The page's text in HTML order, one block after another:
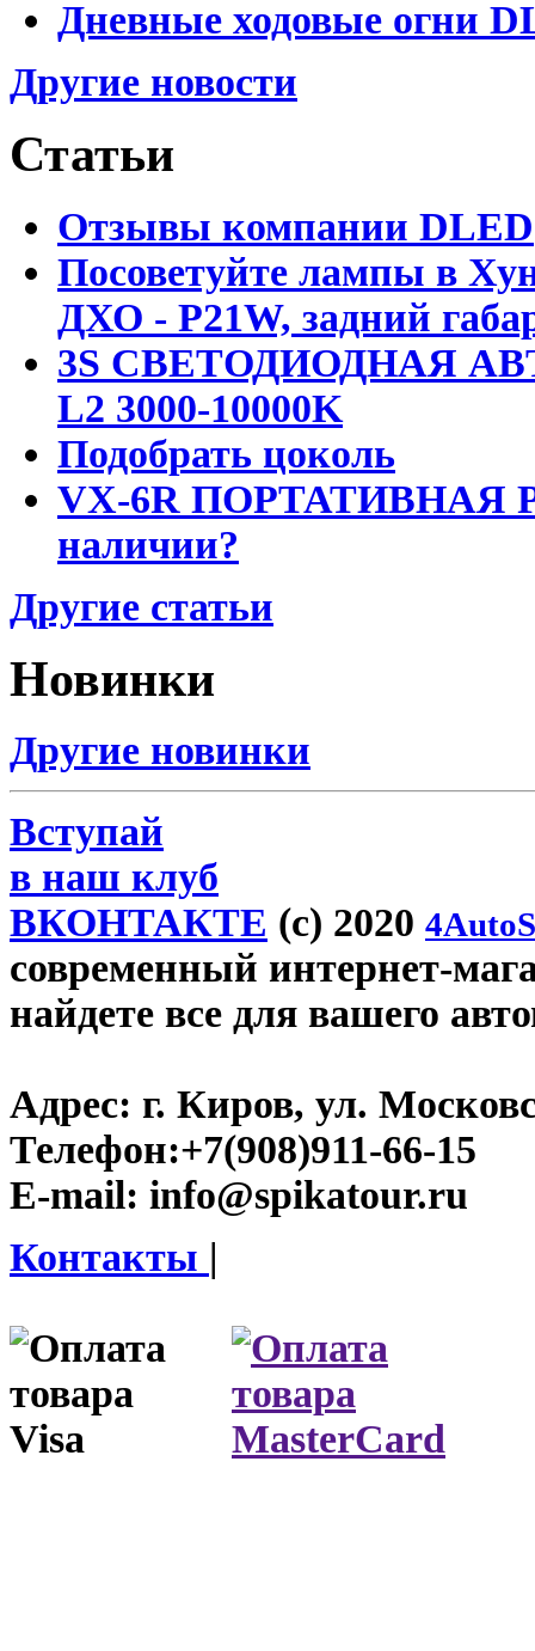
Дневные ходовые огни
Другие новости
Статьи
Отзывы компании DLED
Посоветуйте лампы в
ДХО - P21W, задний
3S СВЕТОДИОДНАЯ
L2 3000-10000K
Подобрать цоколь
VX-6R ПОРТАТИВНАЯ
наличии?
Другие статьи
Новинки
Другие новинки
Вступай
в наш клуб
ВКОНТАКТЕ (c) 2020
современный интернет-
найдете все для вашего
Адрес: г. Киров, ул.
Телефон:+7(908)911-66-15
E-mail: info@spikatour.ru
Контакты |